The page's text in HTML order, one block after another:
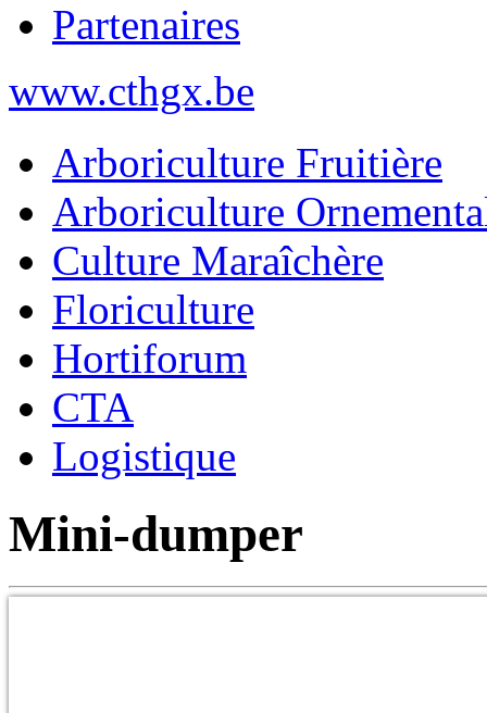
Partenaires
www.cthgx.be
Arboriculture Fruitière
Arboriculture
Culture Maraîchère
Floriculture
Hortiforum
CTA
Logistique
Mini-dumper